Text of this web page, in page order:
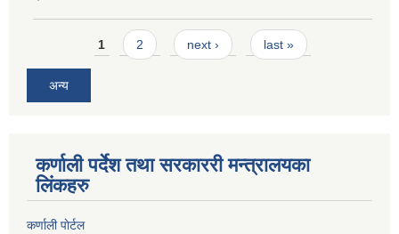
Pages1 2 next › last »
अन्य
कर्णाली पर्देश तथा सरकाररी मन्त्रालयका
लिंकहरु
कर्णाली पाेर्टल